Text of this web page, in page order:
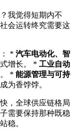
我觉得短期内不
会运转终究需要这
* 汽车电动化、智
增长。 * 工业自动
* 能源管理与可持
为香饽饽。
，全球供应链格局
需要保持那种既稳
稳。